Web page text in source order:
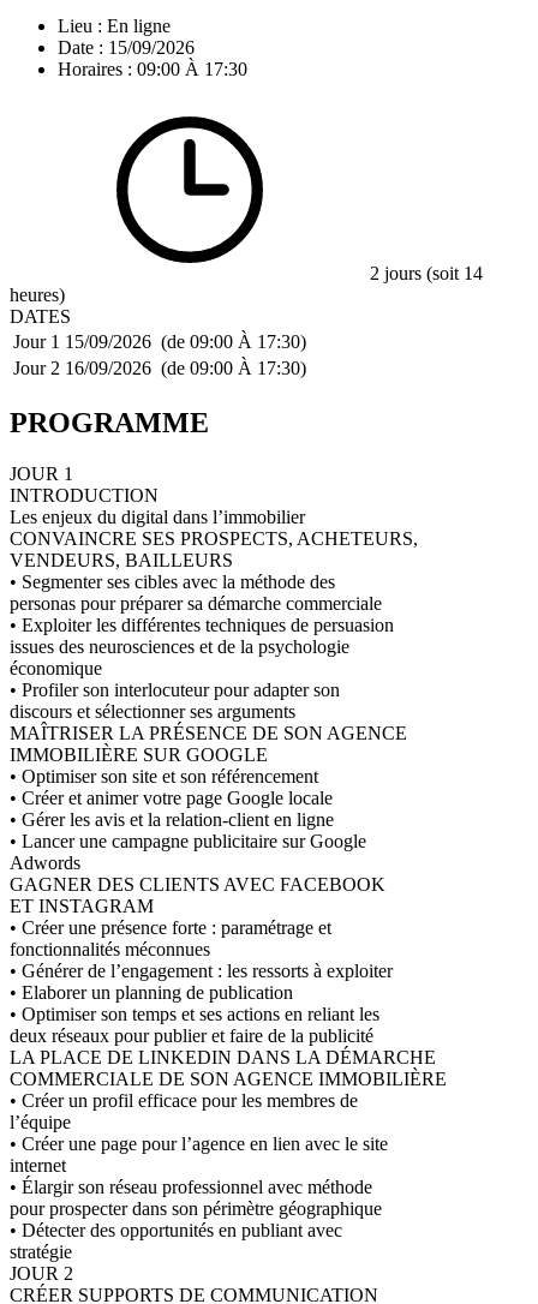
Lieu : En ligne
Date : 15/09/2026
Horaires : 09:00 À 17:30
2 jours (soit 14
heures)
DATES
Jour 1 15/09/2026 (de 09:00 À 17:30)
Jour 2 16/09/2026 (de 09:00 À 17:30)
PROGRAMME
JOUR 1
INTRODUCTION
Les enjeux du digital dans l’immobilier
CONVAINCRE SES PROSPECTS, ACHETEURS,
VENDEURS, BAILLEURS
• Segmenter ses cibles avec la méthode des
personas pour préparer sa démarche commerciale
• Exploiter les différentes techniques de persuasion
issues des neurosciences et de la psychologie
économique
• Profiler son interlocuteur pour adapter son
discours et sélectionner ses arguments
MAÎTRISER LA PRÉSENCE DE SON AGENCE
IMMOBILIÈRE SUR GOOGLE
• Optimiser son site et son référencement
• Créer et animer votre page Google locale
• Gérer les avis et la relation-client en ligne
• Lancer une campagne publicitaire sur Google
Adwords
GAGNER DES CLIENTS AVEC FACEBOOK
ET INSTAGRAM
• Créer une présence forte : paramétrage et
fonctionnalités méconnues
• Générer de l’engagement : les ressorts à exploiter
• Elaborer un planning de publication
• Optimiser son temps et ses actions en reliant les
deux réseaux pour publier et faire de la publicité
LA PLACE DE LINKEDIN DANS LA DÉMARCHE
COMMERCIALE DE SON AGENCE IMMOBILIÈRE
• Créer un profil efficace pour les membres de
l’équipe
• Créer une page pour l’agence en lien avec le site
internet
• Élargir son réseau professionnel avec méthode
pour prospecter dans son périmètre géographique
• Détecter des opportunités en publiant avec
stratégie
JOUR 2
CRÉER SUPPORTS DE COMMUNICATION